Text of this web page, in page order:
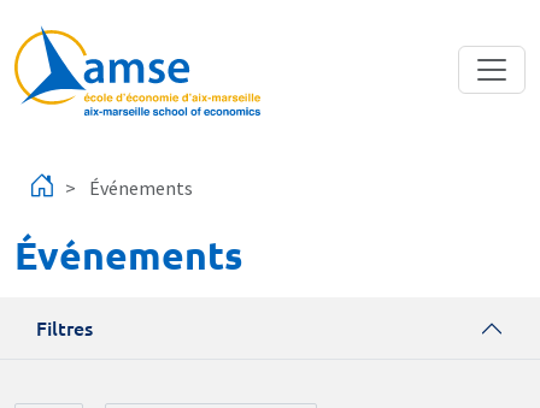
Événements
Événements
Filtres